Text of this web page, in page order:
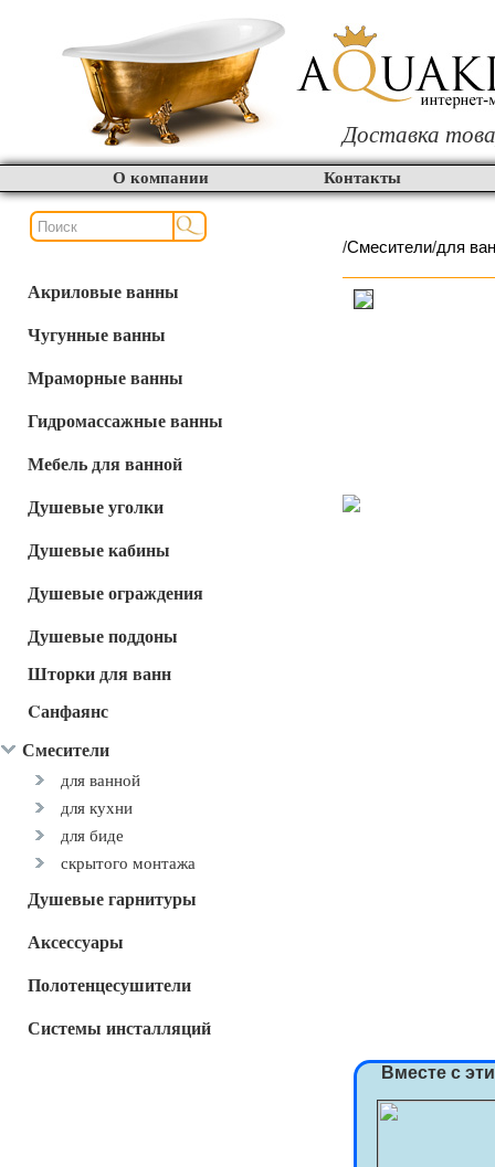
Доставка
О компании Контакты
Акриловые ванны
Чугунные ванны
Мраморные ванны
Гидромассажные ванны
Мебель для ванной
Душевые уголки
Душевые кабины
Душевые ограждения
Душевые поддоны
Шторки для ванн
Cанфаянс
Смесители
для ванной
для кухни
для биде
скрытого монтажа
Душевые гарнитуры
Аксессуары
Полотенцесушители
Системы инсталляций
/Смесители/для
Вместе с